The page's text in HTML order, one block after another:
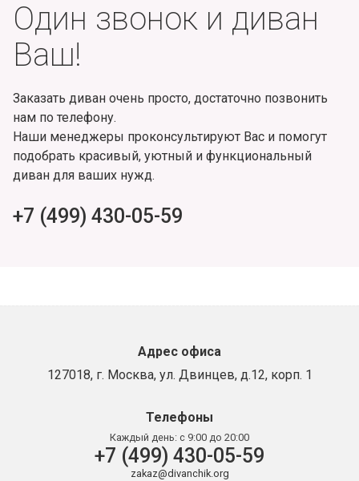
Один звонок и диван
Ваш!
Заказать диван очень просто, достаточно позвонить
нам по телефону.
Наши менеджеры проконсультируют Вас и помогут
подобрать красивый, уютный и функциональный
диван для ваших нужд.
+7 (499) 430-05-59
Адрес офиса
127018, г. Москва, ул. Двинцев, д.12, корп. 1
Телефоны
Каждый день: с 9:00 до 20:00
+7 (499) 430-05-59
zakaz@divanchik.org